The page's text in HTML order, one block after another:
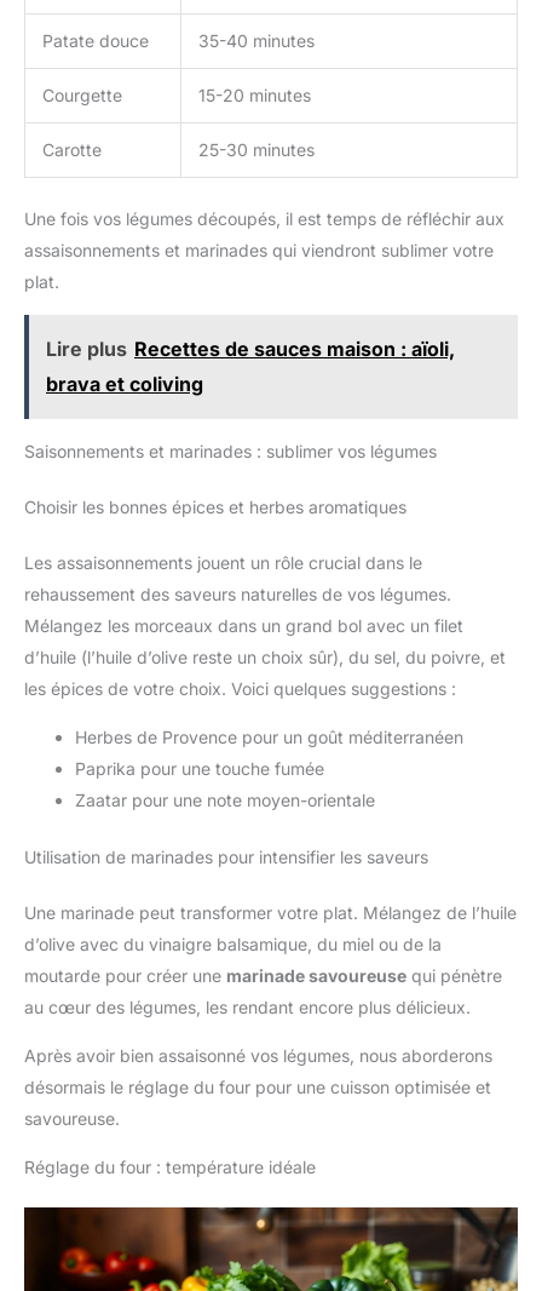
Patate douce 35-40 minutes
Courgette 15-20 minutes
Carotte 25-30 minutes
Une fois vos légumes découpés, il est temps de réfléchir aux
assaisonnements et marinades qui viendront sublimer votre
plat.
Lire plus Recettes de sauces maison : aïoli,
brava et coliving
Saisonnements et marinades : sublimer vos légumes
Choisir les bonnes épices et herbes aromatiques
Les assaisonnements jouent un rôle crucial dans le
rehaussement des saveurs naturelles de vos légumes.
Mélangez les morceaux dans un grand bol avec un filet
d’huile (l’huile d’olive reste un choix sûr), du sel, du poivre, et
les épices de votre choix. Voici quelques suggestions :
Herbes de Provence pour un goût méditerranéen
Paprika pour une touche fumée
Zaatar pour une note moyen-orientale
Utilisation de marinades pour intensifier les saveurs
Une marinade peut transformer votre plat. Mélangez de l’huile
d’olive avec du vinaigre balsamique, du miel ou de la
moutarde pour créer une marinade savoureuse qui pénètre
au cœur des légumes, les rendant encore plus délicieux.
Après avoir bien assaisonné vos légumes, nous aborderons
désormais le réglage du four pour une cuisson optimisée et
savoureuse.
Réglage du four : température idéale